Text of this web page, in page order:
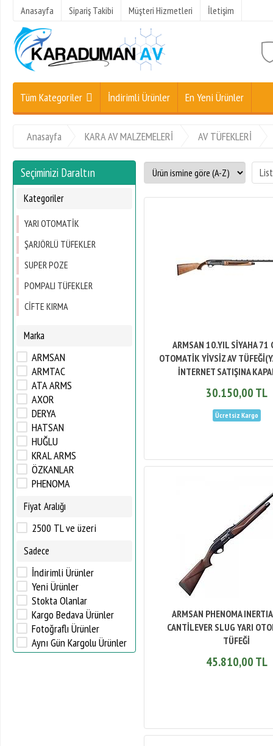
Anasayfa Sipariş Takibi Müşteri Hizmetleri İletişim
Tüm Kategoriler İndirimli Ürünler En Yeni Ürünler
Anasayfa KARA AV MALZEMELERİ AV TÜFEKLERİ
Seçiminizi Daraltın
Kategoriler
YARI OTOMATİK
ŞARJÖRLÜ TÜFEKLER
SUPER POZE
POMPALI TÜFEKLER
CİFTE KIRMA
Marka
ARMSAN
ARMTAC
ATA ARMS
AXOR
DERYA
HATSAN
HUĞLU
KRAL ARMS
ÖZKANLAR
PHENOMA
RETAY
Reximex
STOEGER
Fiyat Aralığı
2500 TL ve üzeri
Sadece
İndirimli Ürünler
Yeni Ürünler
Stokta Olanlar
Kargo Bedava Ürünler
Fotoğraflı Ürünler
Aynı Gün Kargolu Ürünler
ARMSAN 10.YIL SİYAHA 71
OTOMATİK YİVSİZ AV
İNTERNET SATIŞINA
30.150,00 TL
ARMSAN PHENOMA
CANTİLEVER SLUG YARI
TÜFEĞİ
45.810,00 TL